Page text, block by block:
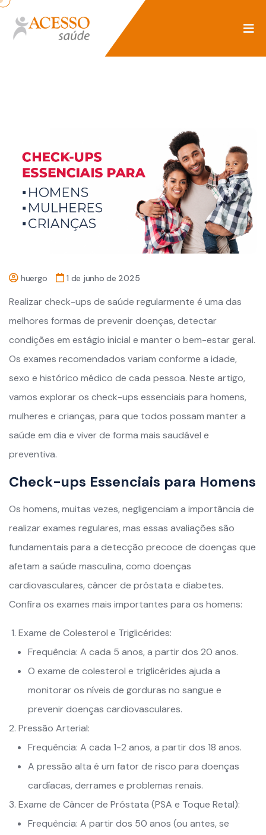
huergo 1 de junho de 2025
Realizar check-ups de saúde regularmente é uma das
melhores formas de prevenir doenças, detectar
condições em estágio inicial e manter o bem-estar geral.
Os exames recomendados variam conforme a idade,
sexo e histórico médico de cada pessoa. Neste artigo,
vamos explorar os check-ups essenciais para homens,
mulheres e crianças, para que todos possam manter a
saúde em dia e viver de forma mais saudável e
preventiva.
Check-ups Essenciais para Homens
Os homens, muitas vezes, negligenciam a importância de
realizar exames regulares, mas essas avaliações são
fundamentais para a detecção precoce de doenças que
afetam a saúde masculina, como doenças
cardiovasculares, câncer de próstata e diabetes.
Confira os exames mais importantes para os homens:
Exame de Colesterol e Triglicérides:
Frequência: A cada 5 anos, a partir dos 20 anos.
O exame de colesterol e triglicérides ajuda a
monitorar os níveis de gorduras no sangue e
prevenir doenças cardiovasculares.
Pressão Arterial:
Frequência: A cada 1-2 anos, a partir dos 18 anos.
A pressão alta é um fator de risco para doenças
cardíacas, derrames e problemas renais.
Exame de Câncer de Próstata (PSA e Toque Retal):
Frequência: A partir dos 50 anos (ou antes, se